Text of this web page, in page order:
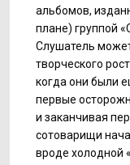
альбомов,
плане) группой
Слушатель
творческого
когда они были
первые
и заканчивая
сотоварищи
вроде холодной